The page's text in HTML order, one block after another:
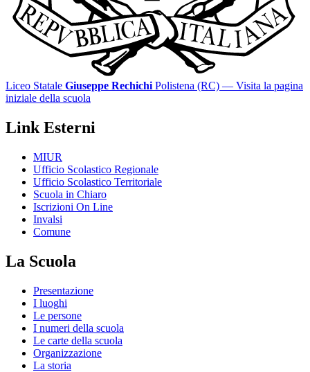
Liceo Statale Giuseppe Rechichi Polistena (RC) — Visita la pagina
iniziale della scuola
Link Esterni
MIUR
Ufficio Scolastico Regionale
Ufficio Scolastico Territoriale
Scuola in Chiaro
Iscrizioni On Line
Invalsi
Comune
La Scuola
Presentazione
I luoghi
Le persone
I numeri della scuola
Le carte della scuola
Organizzazione
La storia